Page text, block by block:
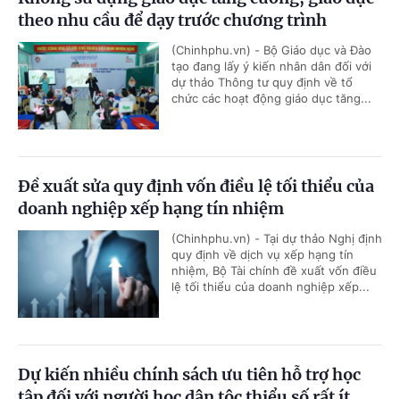
theo nhu cầu để dạy trước chương trình
(Chinhphu.vn) - Bộ Giáo dục và Đào
tạo đang lấy ý kiến nhân dân đối với
dự thảo Thông tư quy định về tổ
chức các hoạt động giáo dục tăng...
Đề xuất sửa quy định vốn điều lệ tối thiểu của
doanh nghiệp xếp hạng tín nhiệm
(Chinhphu.vn) - Tại dự thảo Nghị định
quy định về dịch vụ xếp hạng tín
nhiệm, Bộ Tài chính đề xuất vốn điều
lệ tối thiểu của doanh nghiệp xếp...
Dự kiến nhiều chính sách ưu tiên hỗ trợ học